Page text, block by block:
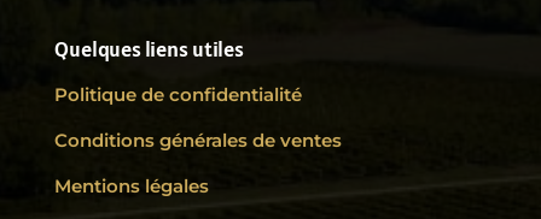
Quelques liens utiles
Politique de confidentialité
Conditions générales de ventes
Mentions légales